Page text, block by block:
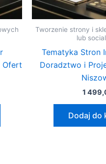
Ofert
Tworzenie strony i
lub
Tematyka Stron
Doradztwo i
1
Dodaj do